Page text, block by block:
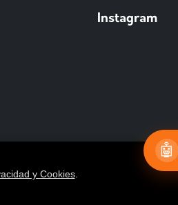
Instagram
y Cookies.
🤖